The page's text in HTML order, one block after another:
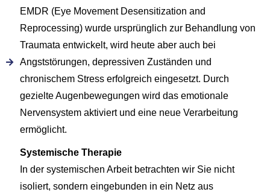
EMDR (Eye Movement Desensitization and
Reprocessing) wurde ursprünglich zur Behandlung von
Traumata entwickelt, wird heute aber auch bei
Angststörungen, depressiven Zuständen und
chronischem Stress erfolgreich eingesetzt. Durch
gezielte Augenbewegungen wird das emotionale
Nervensystem aktiviert und eine neue Verarbeitung
ermöglicht.
Systemische Therapie
In der systemischen Arbeit betrachten wir Sie nicht
isoliert, sondern eingebunden in ein Netz aus